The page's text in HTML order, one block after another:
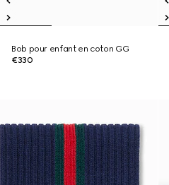
Bob pour enfant en coton GG
€330